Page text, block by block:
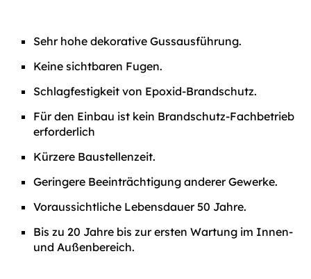
Sehr hohe dekorative Gussausführung.
Keine sichtbaren Fugen.
Schlagfestigkeit von Epoxid-Brandschutz.
Für den Einbau ist kein Brandschutz-Fachbetrieb
erforderlich
Kürzere Baustellenzeit.
Geringere Beeinträchtigung anderer Gewerke.
Voraussichtliche Lebensdauer 50 Jahre.
Bis zu 20 Jahre bis zur ersten Wartung im Innen-
und Außenbereich.